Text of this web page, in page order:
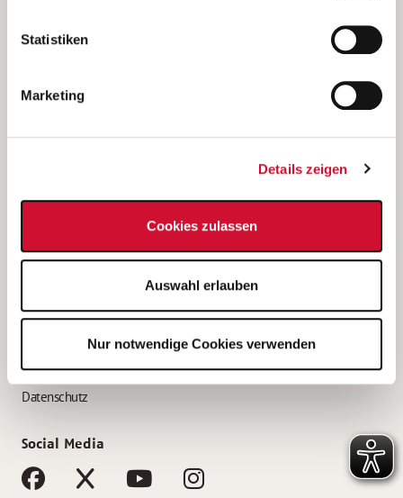
unsererDatenschutzerklärung
Statistiken
Marketing
Details zeigen
Cookies zulassen
Auswahl erlauben
Nur notwendige Cookies verwenden
(Ein Tochterunternehmen des AWO Bezirksverbandes Unterfranken
e.V.)
Bewerbung als Altenpflegehelfer*in
Bewerbung als Erzieher*in
AWO Gliederungen nach Bundesland
Impressum
Datenschutz
Social Media